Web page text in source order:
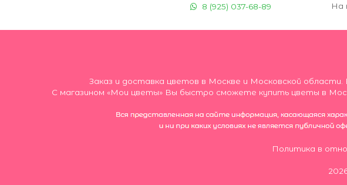
8 (925) 037-68-89
На
Заказ и доставка цветов в Москве и Московской
С магазином «Мои цветы» Вы быстро сможете купить цветы в
Политика в